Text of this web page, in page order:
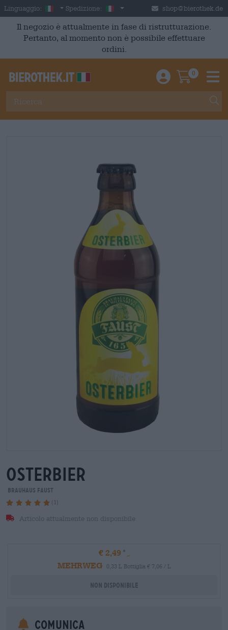
Skip to main content
Linguaggio: Italian
Spedizione: Italia shop@bierothek.de
Il negozio è attualmente in fase di ristrutturazione.
Pertanto, al momento non è possibile effettuare
ordini.
Einloggen /
0
osterbier
Brauhaus Faust
(1)
Articolo attualmente non disponibile
€ 2,49
MEHRWEG
0,33 L Bottiglia € 7,06 / L
Non disponibile
Comunica